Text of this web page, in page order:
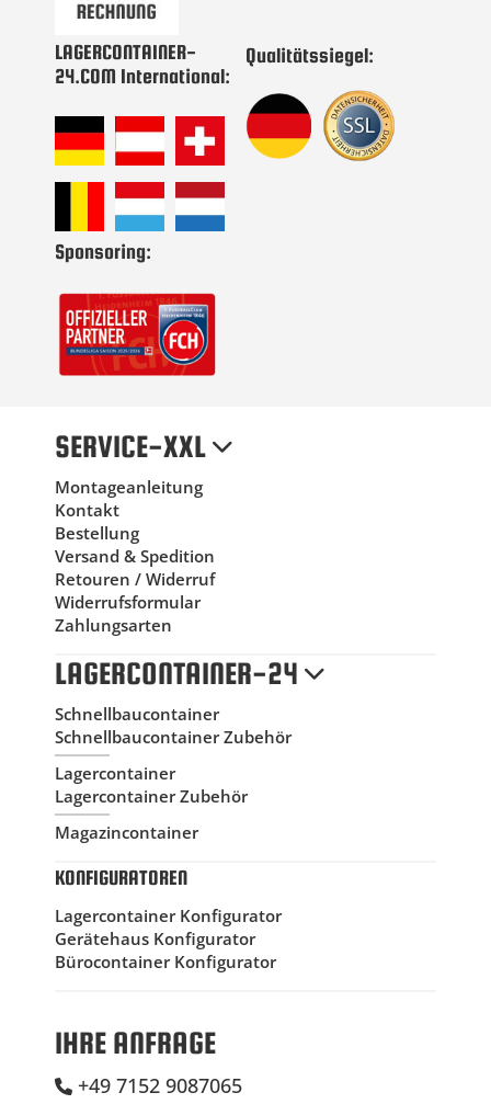
LAGERCONTAINER-
24.COM International:
Qualitätssiegel:
Sponsoring:
SERVICE-XXL
Montageanleitung
Kontakt
Bestellung
Versand & Spedition
Retouren / Widerruf
Widerrufsformular
Zahlungsarten
LAGERCONTAINER-24
Schnellbaucontainer
Schnellbaucontainer Zubehör
Lagercontainer
Lagercontainer Zubehör
Magazincontainer
KONFIGURATOREN
Lagercontainer Konfigurator
Gerätehaus Konfigurator
Bürocontainer Konfigurator
IHRE ANFRAGE
+49 7152 9087065